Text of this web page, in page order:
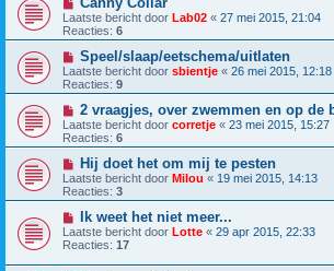
Laatste bericht door Lab02 « 27 mei 2015, 21:04
Reacties: 6
Speel/slaap/eetschema/uitlaten
Laatste bericht door sbientje « 26 mei 2015, 12:18
Reacties: 9
2 vraagjes, over zwemmen en op de
Laatste bericht door corretje « 23 mei 2015, 15:27
Reacties: 6
Hij doet het om mij te pesten
Laatste bericht door Milou « 19 mei 2015, 14:13
Reacties: 3
Ik weet het niet meer...
Laatste bericht door Lotte « 29 apr 2015, 22:33
Reacties: 17